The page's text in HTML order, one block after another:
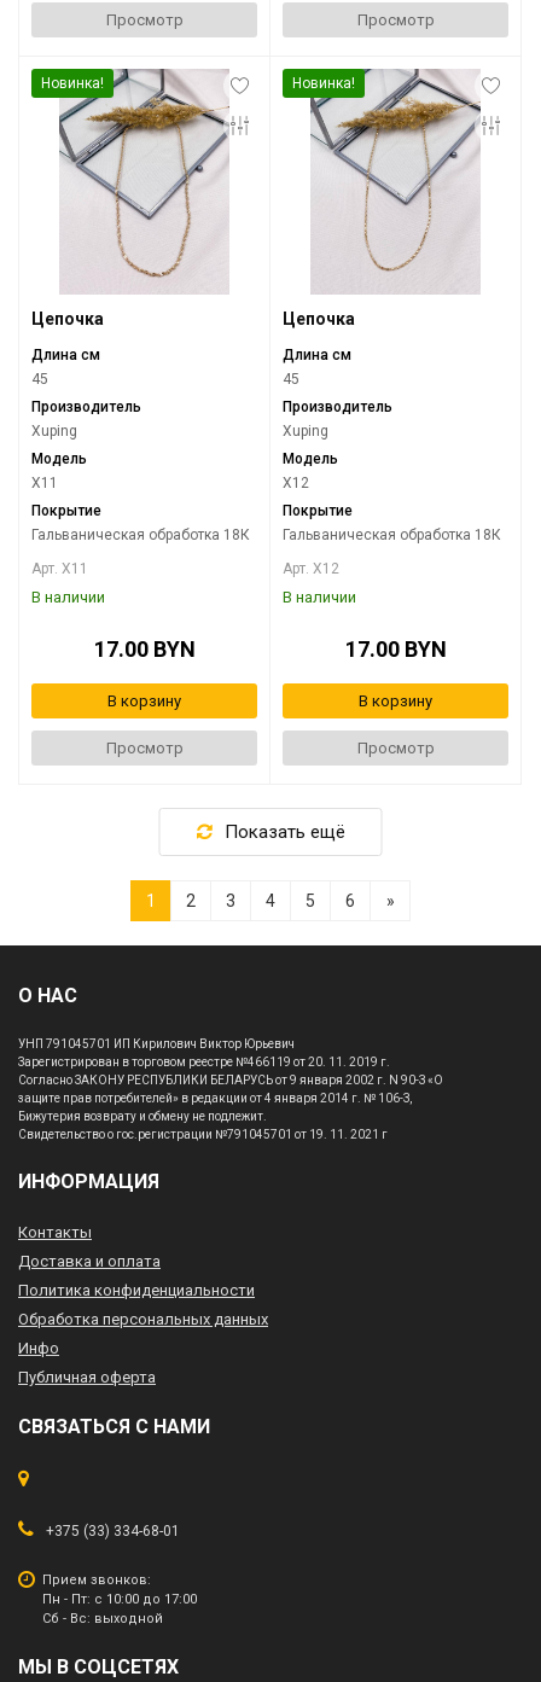
Просмотр Просмотр
Новинка!
Цепочка
Длина см
45
Производитель
Xuping
Модель
X11
Покрытие
Гальваническая обработка 18К
Арт. X11
В наличии
17.00 BYN
В корзину
Просмотр
Новинка!
Цепочка
Длина см
45
Производитель
Xuping
Модель
X12
Покрытие
Гальваническая обработка 18К
Арт. X12
В наличии
17.00 BYN
В корзину
Просмотр
Показать ещё
1 2 3 4 5 6 »
О НАС
УНП 791045701 ИП Кирилович Виктор Юрьевич
Зарегистрирован в торговом реестре №466119 от 20. 11. 2019 г.
Согласно ЗАКОНУ РЕСПУБЛИКИ БЕЛАРУСЬ от 9 января 2002 г. N 90-З «О
защите прав потребителей» в редакции от 4 января 2014 г. № 106-З,
Бижутерия возврату и обмену не подлежит.
Свидетельство о гос.регистрации №791045701 от 19. 11. 2021 г
ИНФОРМАЦИЯ
Контакты
Доставка и оплата
Политика конфиденциальности
Обработка персональных данных
Инфо
Публичная оферта
СВЯЗАТЬСЯ С НАМИ
+375 (33) 334-68-01
Прием звонков:
Пн - Пт: с 10:00 до 17:00
Сб - Вс: выходной
МЫ В СОЦСЕТЯХ